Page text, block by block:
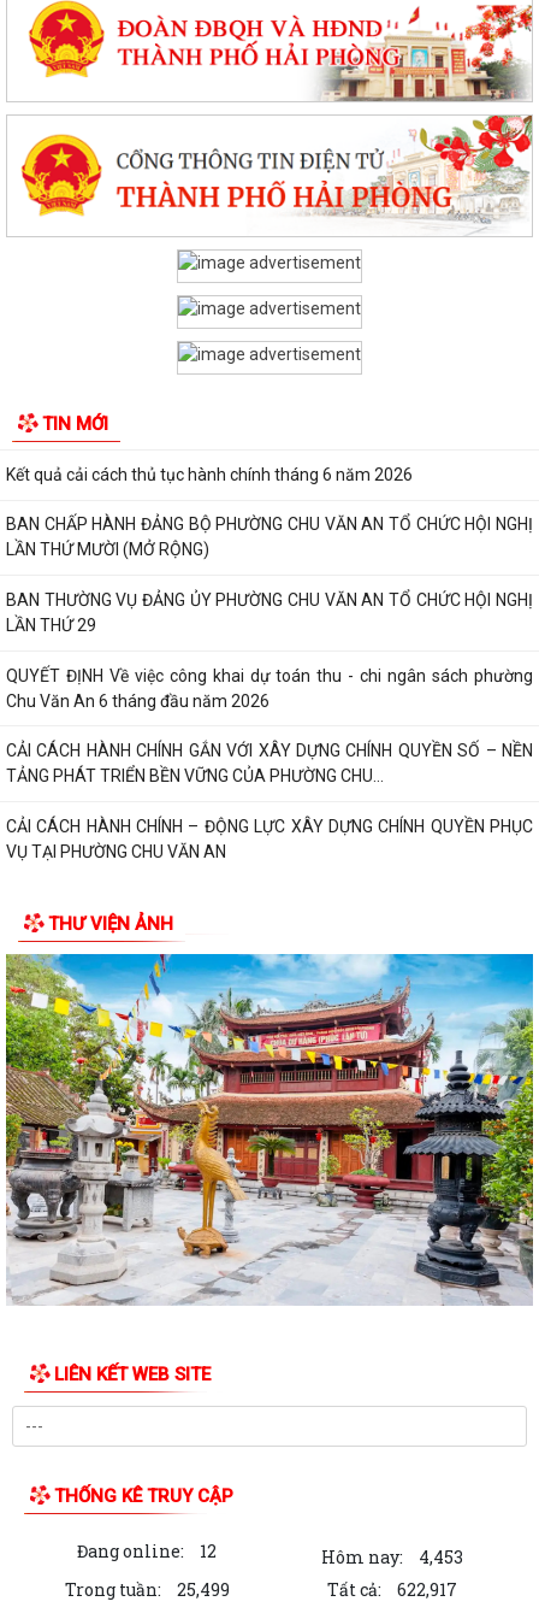
TIN MỚI
THÔNG BÁO Niêm yết công khai kết quả rà soát các đối tượng thuộc
hộ nghèo, hộ cận nghèo, hộ thoát...
Phiếu khảo sát sự hài lòng của người dân đối với hoạt động của chính
quyền cấp xã và cán bộ, công...
Kế hoạch thực hiện Quy định số 19-QĐ/TW ngày 08/4/2026 của Ban
Chấp hành Trung ương về công tác...
TỪ PHƯỢNG HOÀNG, KỂ CÂU CHUYỆN NGƯỜI THẦY VIỆT NAM VỚI
Công bố thủ tục hành chính đặc thù mới ban hành lĩnh vực đất đai
thuộc phạm vi chức năng quản lý...
Mã QR thủ tục hành chính cấp xã
Kết quả cải cách thủ tục hành chính tháng 6 năm 2026
BAN CHẤP HÀNH ĐẢNG BỘ PHƯỜNG CHU VĂN AN TỔ CHỨC HỘI NGHỊ
LẦN THỨ MƯỜI (MỞ RỘNG)
BAN THƯỜNG VỤ ĐẢNG ỦY PHƯỜNG CHU VĂN AN TỔ CHỨC HỘI NGHỊ
LẦN THỨ 29
QUYẾT ĐỊNH Về việc công khai dự toán thu - chi ngân sách phường
Chu Văn An 6 tháng đầu năm 2026
CẢI CÁCH HÀNH CHÍNH GẮN VỚI XÂY DỰNG CHÍNH QUYỀN SỐ – NỀN
TẢNG PHÁT TRIỂN BỀN VỮNG CỦA PHƯỜNG CHU...
CẢI CÁCH HÀNH CHÍNH – ĐỘNG LỰC XÂY DỰNG CHÍNH QUYỀN PHỤC
VỤ TẠI PHƯỜNG CHU VĂN AN
PHƯỜNG CHU VĂN AN
PHƯỜNG CHU VĂN AN CÔNG BỐ CÁC QUYẾT ĐỊNH SẮP XẾP, KIỆN
TOÀN TỔ CHỨC CHI BỘ, TỔ DÂN PHỐ
UBND PHƯỜNG CHU VĂN AN TRIỂN KHAI CÔNG TÁC ĐO ĐẠC, LẬP BẢN
ĐỒ ĐỊA CHÍNH VÀ THU GIÁ DỊCH VỤ THU GOM,...
PHƯỜNG CHU VĂN AN PHÁT ĐỘNG TOÀN DÂN LUYỆN TẬP MÔN BƠI,
PHÒNG CHỐNG ĐUỐI NƯỚC VÀ TỔ CHỨC GIẢI BƠI...
Thông báo Về việc giới thiệu chức danh và chữ ký của Chủ tịch, Phó
Chủ tịch Ủy ban nhân dân phường...
Quyết định Về việc ban hành Quy chế làm việc của Ủy ban nhân dân
phường Chu Văn An nhiệm kỳ 2026 -...
Thông báo Công khai số điện thoại của của đồng chí Bí thư Đảng uỷ,
Phó Bí thư Đảng uỷ; Chủ tịch,...
Chương trình Làm việc của Ủy ban nhân dân phường Chu Văn An năm
2026
Báo cáo Tình hình phát triển kinh tế - xã hội tháng 5 và 5 tháng đầu
năm, một số nhiệm vụ trọng tâm...
THƯ VIỆN ẢNH
LIÊN KẾT WEB SITE
THỐNG KÊ TRUY CẬP
Đang online: 12 Hôm nay:
4,453
Trong tuần:
25,499 Tất cả: 622,917